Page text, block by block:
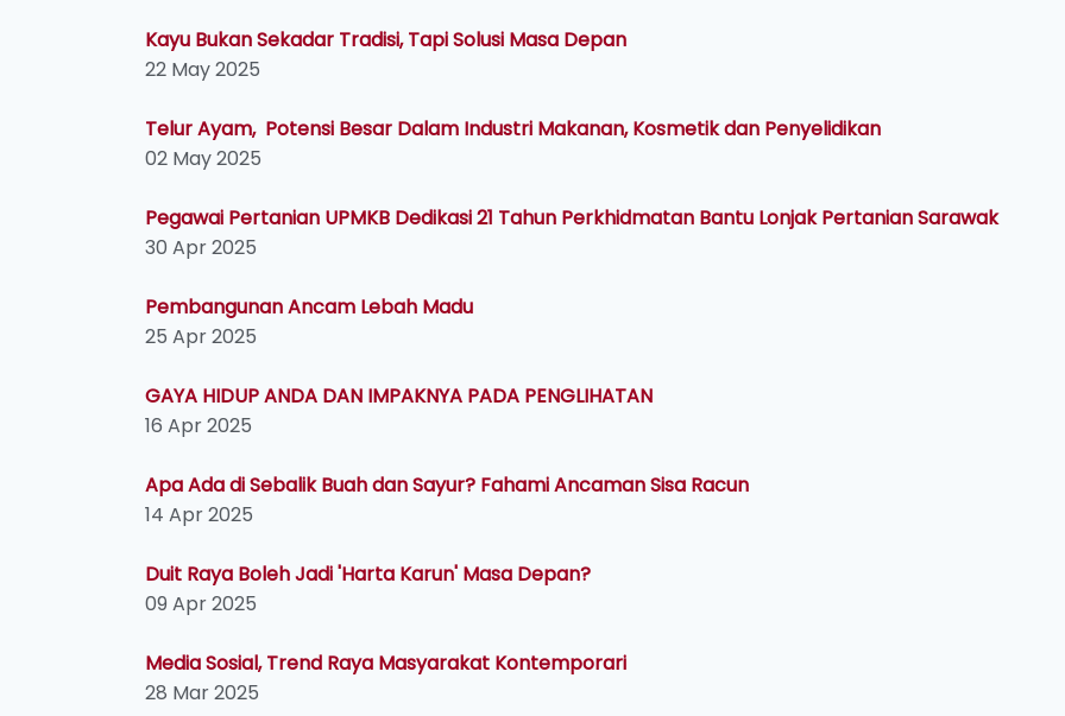
Kayu Bukan Sekadar Tradisi, Tapi Solusi Masa Depan
22 May 2025
Telur Ayam, Potensi Besar Dalam Industri Makanan, Kosmetik dan Penyelidikan
02 May 2025
Pegawai Pertanian UPMKB Dedikasi 21 Tahun Perkhidmatan Bantu Lonjak Pertanian Sarawak
30 Apr 2025
Pembangunan Ancam Lebah Madu
25 Apr 2025
GAYA HIDUP ANDA DAN IMPAKNYA PADA PENGLIHATAN
16 Apr 2025
Apa Ada di Sebalik Buah dan Sayur? Fahami Ancaman Sisa Racun
14 Apr 2025
Duit Raya Boleh Jadi 'Harta Karun' Masa Depan?
09 Apr 2025
Media Sosial, Trend Raya Masyarakat Kontemporari
28 Mar 2025